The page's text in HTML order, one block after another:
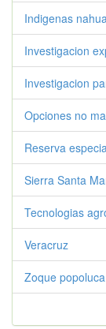
Indigenas
Investigacion
Investigacion
Opciones no
Reserva
Sierra Santa
Tecnologias
Veracruz
Zoque popoluca